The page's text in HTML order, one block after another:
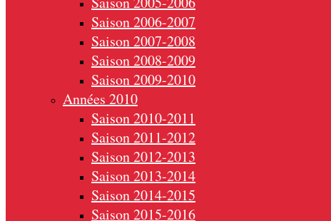
Saison 2006-2007
Saison 2007-2008
Saison 2008-2009
Saison 2009-2010
Années 2010
Saison 2010-2011
Saison 2011-2012
Saison 2012-2013
Saison 2013-2014
Saison 2014-2015
Saison 2015-2016